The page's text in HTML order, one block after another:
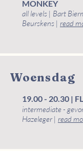
MONKEY
all levels | Bart
Beurskens​​ | read
Woensdag
19.00 - 20.30 |
intermediate -
Hazeleger | read